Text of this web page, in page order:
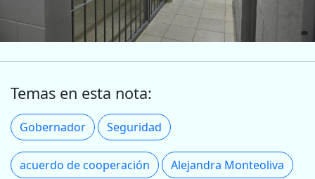
Temas en esta nota:
Gobernador Seguridad
acuerdo de cooperación Alejandra Monteoliva